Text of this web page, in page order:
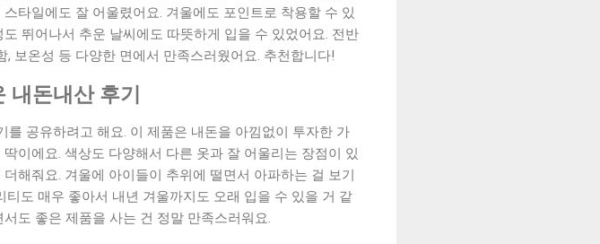
타일에도 잘 어울렸어요. 겨울에도 포인트로 착용할 수 있
뛰어나서 추운 날씨에도 따뜻하게 입을 수 있었어요. 전반
보온성 등 다양한 면에서 만족스러웠어요. 추천합니다!
돈내산 후기
공유하려고 해요. 이 제품은 내돈을 아낌없이 투자한 가
이에요. 색상도 다양해서 다른 옷과 잘 어울리는 장점이 있
해줘요. 겨울에 아이들이 추위에 떨면서 아파하는 걸 보기
도 매우 좋아서 내년 겨울까지도 오래 입을 수 있을 거 같
도 좋은 제품을 사는 건 정말 만족스러워요.